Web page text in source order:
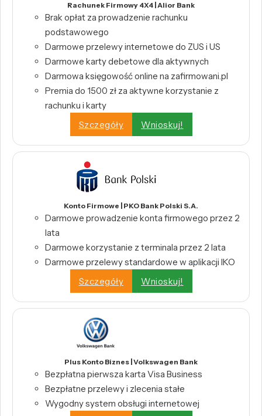
Rachunek Firmowy 4X4 | Alior Bank
Brak opłat za prowadzenie rachunku
podstawowego
Darmowe przelewy internetowe do ZUS i US
Darmowe karty debetowe dla aktywnych
Darmowa księgowość online na zafirmowani.pl
Premia do 1500 zł za aktywne korzystanie z
rachunku i karty
Szczegóły
Wnioskuj!
Konto Firmowe | PKO Bank Polski S.A.
Darmowe prowadzenie konta firmowego przez 2
lata
Darmowe korzystanie z terminala przez 2 lata
Darmowe przelewy standardowe w aplikacji IKO
Szczegóły
Wnioskuj!
Plus Konto Biznes | Volkswagen Bank
Bezpłatna pierwsza karta Visa Business
Bezpłatne przelewy i zlecenia stałe
Wygodny system obsługi internetowej